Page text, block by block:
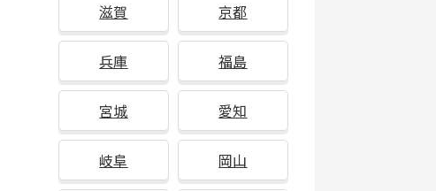
滋賀 京都
兵庫 福島
宮城 愛知
岐阜 岡山